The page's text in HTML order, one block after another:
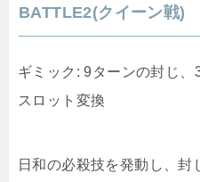
BATTLE2(クイーン戦)
ギミック: 9ターンの封じ
スロット変換
日和の必殺技を発動し、封